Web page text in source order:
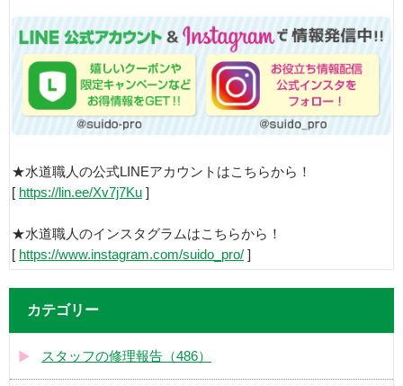
★水道職人の公式LINEアカウントはこちらから！
[ https://lin.ee/Xv7j7Ku ]
★水道職人のインスタグラムはこちらから！
[ https://www.instagram.com/suido_pro/ ]
カテゴリー
スタッフの修理報告（486）